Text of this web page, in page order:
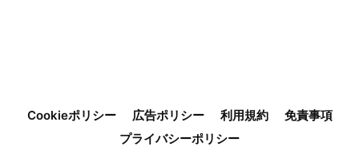
Cookieポリシー 広告ポリシー 利用規約
免責事項
プライバシーポリシー